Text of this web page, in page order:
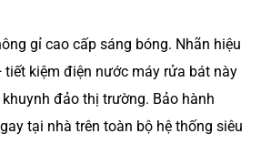
gỉ cao cấp sáng bóng. Nhãn hiệu
tiết kiệm điện nước máy rửa bát này
đảo thị trường. Bảo hành
tại nhà trên toàn bộ hệ thống siêu